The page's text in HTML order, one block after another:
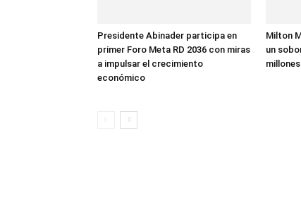
Presidente Abinader participa en
primer Foro Meta RD 2036 con miras
a impulsar el crecimiento
económico
Milton
un